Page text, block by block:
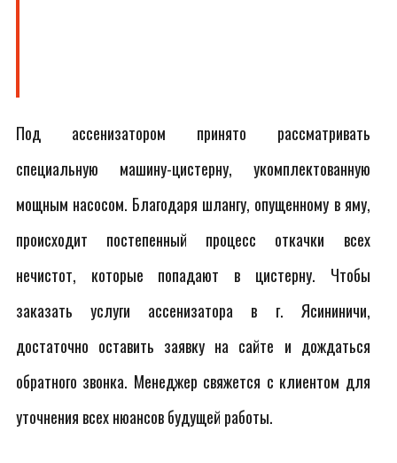
Под ассенизатором принято рассматривать
специальную машину-цистерну, укомплектованную
мощным насосом. Благодаря шлангу, опущенному в яму,
происходит постепенный процесс откачки всех
нечистот, которые попадают в цистерну. Чтобы
заказать услуги ассенизатора в г. Ясининичи,
достаточно оставить заявку на сайте и дождаться
обратного звонка. Менеджер свяжется с клиентом для
уточнения всех нюансов будущей работы.